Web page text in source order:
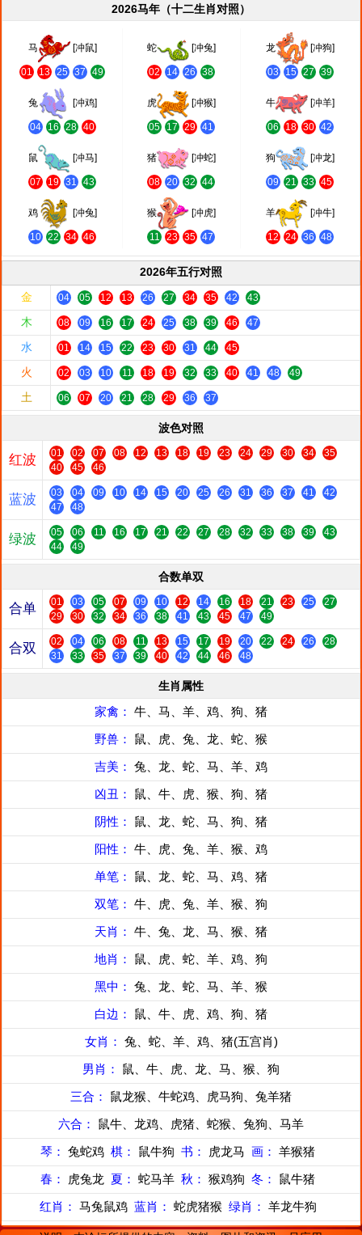
2026马年（十二生肖对照）
马 [冲鼠]
01 13 25 37 49
蛇 [冲兔]
02 14 26 38
龙 [冲狗]
03 15 27 39
兔 [冲鸡]
04 16 28 40
虎 [冲猴]
05 17 29 41
牛 [冲羊]
06 18 30 42
鼠 [冲马]
07 19 31 43
猪 [冲蛇]
08 20 32 44
狗 [冲龙]
09 21 33 45
鸡 [冲兔]
10 22 34 46
猴 [冲虎]
11 23 35 47
羊 [冲牛]
12 24 36 48
2026年五行对照
金
04 05 12 13 26 27 34 35 42 43
木 08 09 16 17 24 25 38 39 46 47
水 01 14 15 22 23 30 31 44 45
火 02 03 10 11 18 19 32 33 40 41 48 49
土 06 07 20 21 28 29 36 37
波色对照
红波 01 02 07 08 12 13 18 19 23 24 29 30 34
35
40
45 46
蓝波 03 04 09 10 14 15 20 25 26 31 36 37 41
42
47
48
绿波 05 06 11 16 17 21 22 27 28 32 33 38 39
43
44
49
合数单双
合单 01 03 05 07 09 10 12 14 16 18 21 23 25
27
29
30 32 34 36 38 41 43 45 47 49
合双 02 04 06 08 11 13 15 17 19 20 22 24 26
28
31
33 35 37 39 40 42 44 46 48
生肖属性
家禽： 牛、马、羊、鸡、狗、猪
野兽： 鼠、虎、兔、龙、蛇、猴
吉美： 兔、龙、蛇、马、羊、鸡
凶丑： 鼠、牛、虎、猴、狗、猪
阴性： 鼠、龙、蛇、马、狗、猪
阳性： 牛、虎、兔、羊、猴、鸡
单笔： 鼠、龙、蛇、马、鸡、猪
双笔： 牛、虎、兔、羊、猴、狗
天肖： 牛、兔、龙、马、猴、猪
地肖： 鼠、虎、蛇、羊、鸡、狗
黑中： 兔、龙、蛇、马、羊、猴
白边： 鼠、牛、虎、鸡、狗、猪
女肖： 兔、蛇、羊、鸡、猪(五宫肖)
男肖： 鼠、牛、虎、龙、马、猴、狗
三合： 鼠龙猴、牛蛇鸡、虎马狗、兔羊猪
六合： 鼠牛、龙鸡、虎猪、蛇猴、兔狗、马羊
琴： 兔蛇鸡 棋： 鼠牛狗 书： 虎龙马 画： 羊猴猪
春：
虎兔龙 夏： 蛇马羊 秋： 猴鸡狗 冬： 鼠牛猪
红肖： 马兔鼠鸡 蓝肖： 蛇虎猪猴 绿肖： 羊龙牛狗